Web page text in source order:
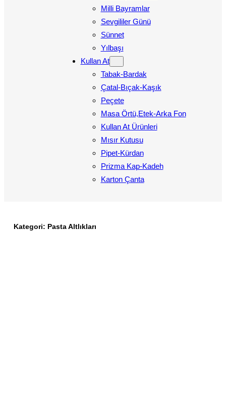
Milli Bayramlar
Sevgililer Günü
Sünnet
Yılbaşı
Kullan At
Tabak-Bardak
Çatal-Bıçak-Kaşık
Peçete
Masa Örtü,Etek-Arka Fon
Kullan At Ürünleri
Mısır Kutusu
Pipet-Kürdan
Prizma Kap-Kadeh
Karton Çanta
Kategori: Pasta Altlıkları